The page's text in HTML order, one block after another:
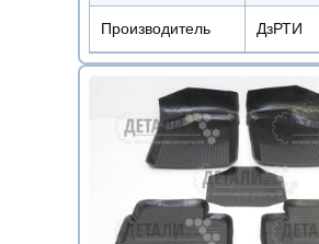
Производитель ДзРТИ